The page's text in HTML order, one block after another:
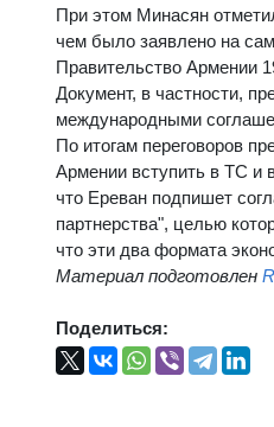
При этом Минасян
чем было заявлено на
Правительство Армении
Документ, в частности,
международными
По итогам переговоров
Армении вступить в ТС и
что Ереван подпишет
партнерства", целью
что эти два формата
Материал подготовлен
Поделиться: